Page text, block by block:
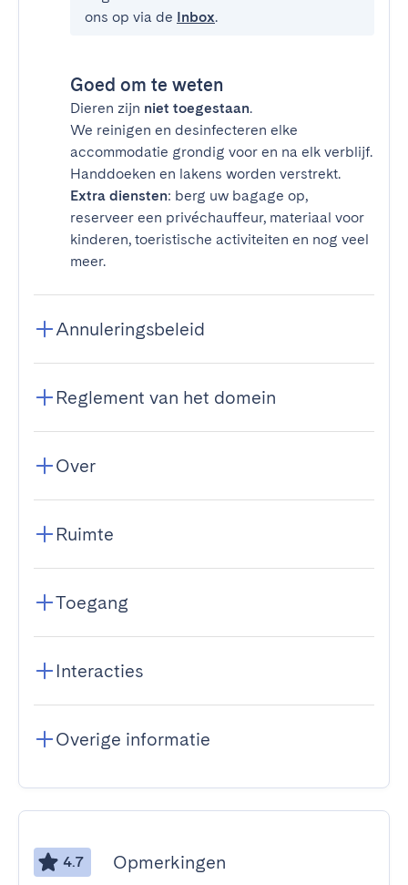
ons op via de Inbox.
Goed om te weten
Dieren zijn niet toegestaan.
We reinigen en desinfecteren elke
accommodatie grondig voor en na elk verblijf.
Handdoeken en lakens worden verstrekt.
Extra diensten: berg uw bagage op,
reserveer een privéchauffeur, materiaal voor
kinderen, toeristische activiteiten en nog veel
meer.
Annuleringsbeleid
Reglement van het domein
Over
Ruimte
Toegang
Interacties
Overige informatie
4.7 Opmerkingen